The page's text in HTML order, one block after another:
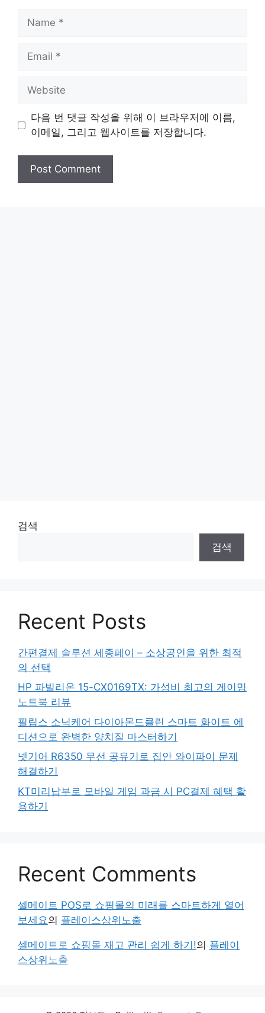
Name
Email
Website
다음 번 댓글 작성을 위해 이 브라우저에 이름,
이메일, 그리고 웹사이트를 저장합니다.
검색
검색
Recent Posts
간편결제 솔루션 세종페이 – 소상공인을 위한 최적
의 선택
HP 파빌리온 15-CX0169TX: 가성비 최고의 게이밍
노트북 리뷰
필립스 소닉케어 다이아몬드클린 스마트 화이트 에
디션으로 완벽한 양치질 마스터하기
넷기어 R6350 무선 공유기로 집안 와이파이 문제
해결하기
KT미리납부로 모바일 게임 과금 시 PC결제 혜택 활
용하기
Recent Comments
셀메이트 POS로 쇼핑몰의 미래를 스마트하게 열어
보세요의 플레이스상위노출
셀메이트로 쇼핑몰 재고 관리 쉽게 하기!의 플레이
스상위노출